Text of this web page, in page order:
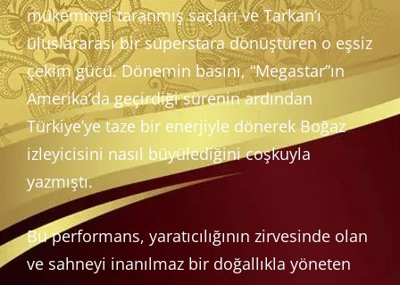
mükemmel taranmış saçları ve Tarkan’ı
uluslararası bir süperstara dönüştüren o eşsiz
çekim gücü. Dönemin basını, “Megastar”ın
Amerika’da geçirdiği sürenin ardından
Türkiye’ye taze bir enerjiyle dönerek Boğaz
izleyicisini nasıl büyülediğini coşkuyla
yazmıştı.
Bu performans, yaratıcılığının zirvesinde olan
ve sahneyi inanılmaz bir doğallıkla yöneten